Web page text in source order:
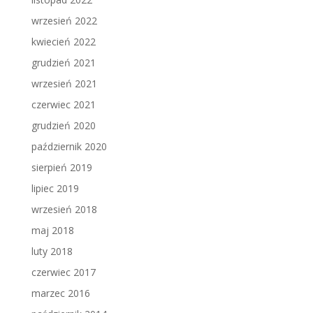
wrzesień 2022
kwiecień 2022
grudzień 2021
wrzesień 2021
czerwiec 2021
grudzień 2020
październik 2020
sierpień 2019
lipiec 2019
wrzesień 2018
maj 2018
luty 2018
czerwiec 2017
marzec 2016